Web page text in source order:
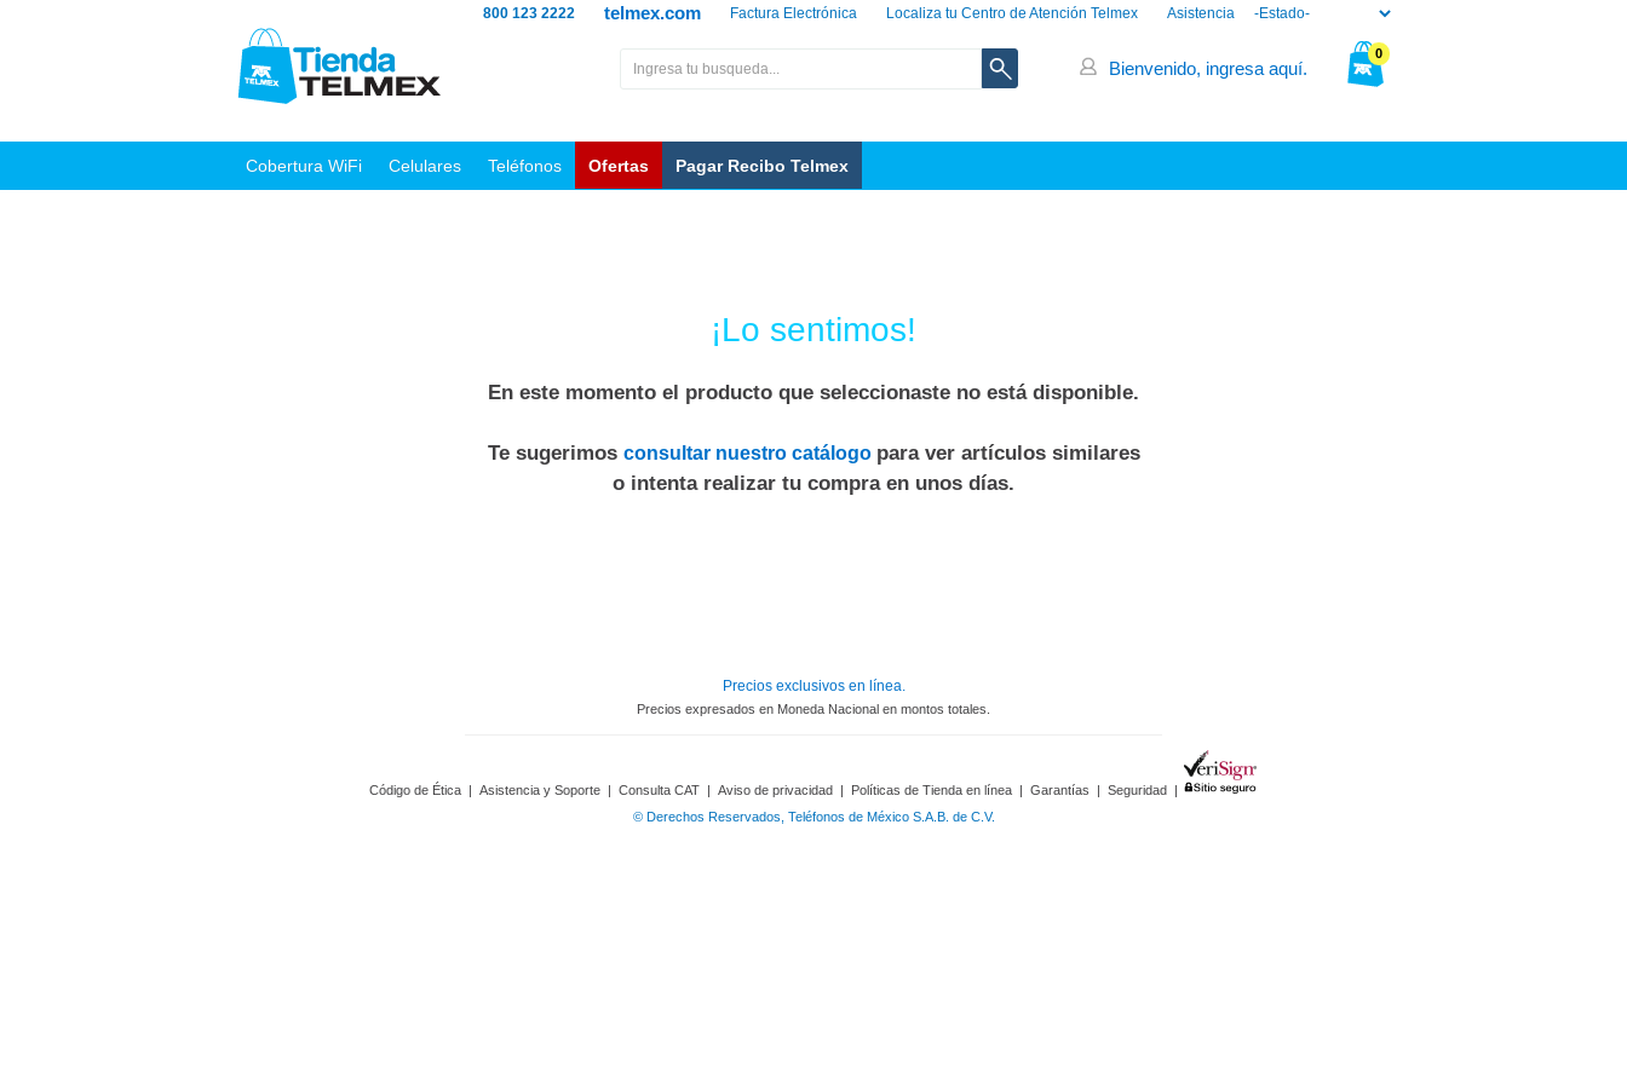
Asistencia
Localiza tu Centro de Atención Telmex
Factura Electrónica
telmex.com
800 123 2222
0
Bienvenido, ingresa aquí.
Cobertura WiFi Celulares Teléfonos Ofertas Pagar Recibo Telmex
¡Lo sentimos!
En este momento el producto que seleccionaste no está disponible.
Te sugerimos consultar nuestro catálogo para ver artículos similares
o intenta realizar tu compra en unos días.
Precios exclusivos en línea.
Precios expresados en Moneda Nacional en montos totales.
Código de Ética | Asistencia y Soporte | Consulta CAT | Aviso de privacidad | Políticas de Tienda en línea | Garantías | Seguridad |
© Derechos Reservados, Teléfonos de México S.A.B. de C.V.